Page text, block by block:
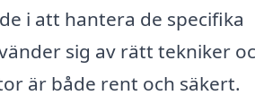
i att hantera de specifika
sig av rätt tekniker
är både rent och säkert.